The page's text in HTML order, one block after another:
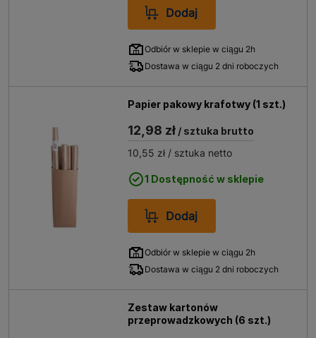
Dodaj
Odbiór w sklepie w ciągu 2h
Dostawa w ciągu 2 dni roboczych
Papier pakowy krafotwy (1 szt.)
12,98 zł / sztuka brutto
10,55 zł / sztuka netto
1 Dostępność w sklepie
Dodaj
Odbiór w sklepie w ciągu 2h
Dostawa w ciągu 2 dni roboczych
Zestaw kartonów
przeprowadzkowych (6 szt.)